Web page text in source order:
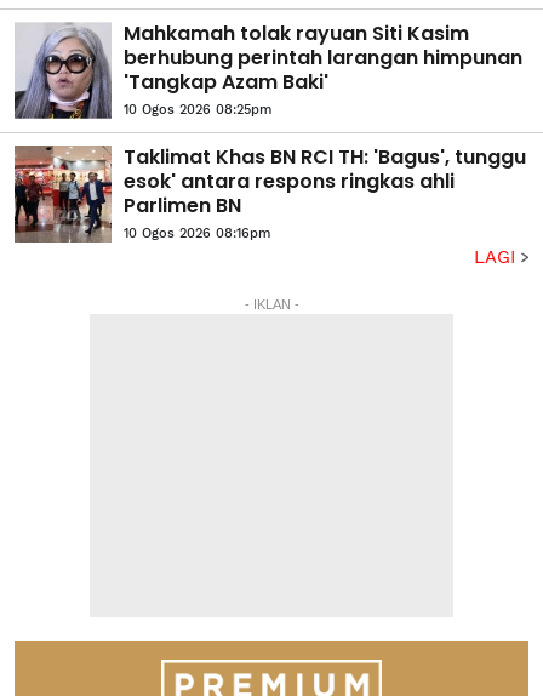
Mahkamah tolak rayuan Siti Kasim
berhubung perintah larangan himpunan
'Tangkap Azam Baki'
10 Ogos 2026 08:25pm
Taklimat Khas BN RCI TH: 'Bagus', tunggu
esok' antara respons ringkas ahli
Parlimen BN
10 Ogos 2026 08:16pm
LAGI
- IKLAN -